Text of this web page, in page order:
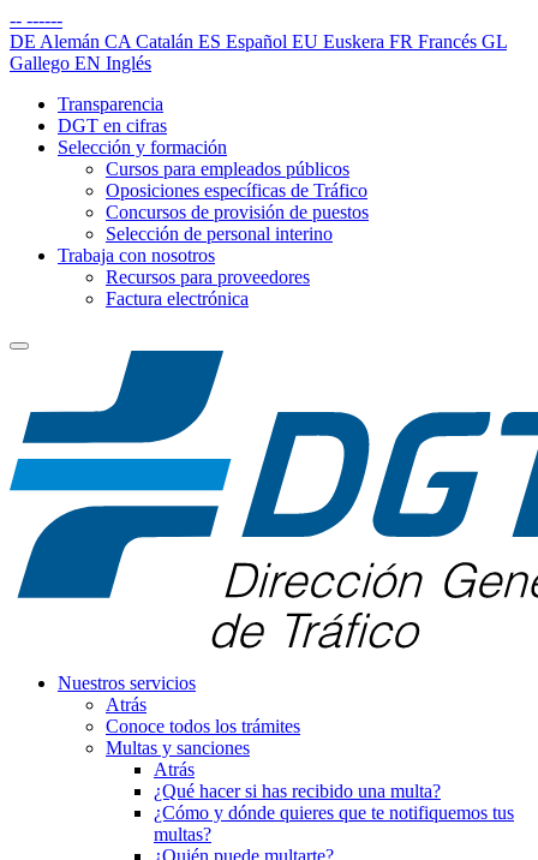
-- ------
DE Alemán CA Catalán ES Español EU Euskera FR Francés GL
Gallego EN Inglés
Transparencia
DGT en cifras
Selección y formación
Cursos para empleados públicos
Oposiciones específicas de Tráfico
Concursos de provisión de puestos
Selección de personal interino
Trabaja con nosotros
Recursos para proveedores
Factura electrónica
Nuestros servicios
Atrás
Conoce todos los trámites
Multas y sanciones
Atrás
¿Qué hacer si has recibido una multa?
¿Cómo y dónde quieres que te notifiquemos tus
multas?